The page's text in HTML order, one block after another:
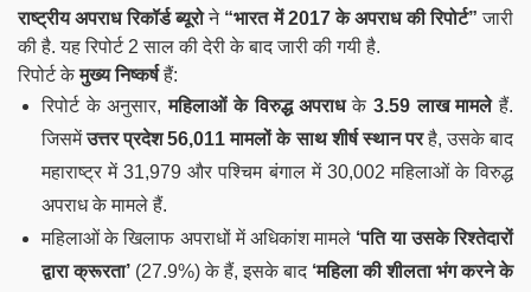
राष्ट्रीय अपराध रिकॉर्ड ब्यूरोने “भारत में2017 के अपराध की रिपोर्ट” जारी
की है. यह रिपोर्ट 2 साल की देरी के बाद जारी की गयी है.
रिपोर्ट केमुख्य निष्कर्षहैं:
रिपोर्ट के अनुसार,महिलाओं के विरुद्ध अपराधके 3.59 लाख मामलेहैं.
जिसमेंउत्तर प्रदेश 56,011 मामलों के साथ शीर्ष स्थान परहै, उसके बाद
महाराष्ट्र में 31,979 और पश्चिम बंगाल में 30,002 महिलाओं के विरुद्ध
अपराध के मामले हैं.
महिलाओं के खिलाफ अपराधों में अधिकांश मामले ‘पति या उसके रिश्तेदारों
द्वारा क्रूरता’ (27.9%) के हैं, इसके बाद‘महिला की शीलता भंग करने के